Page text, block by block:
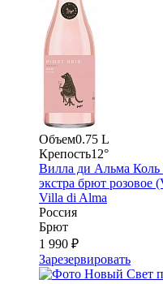
Объем0.75 L
Крепость12°
Вилла ди Альма
экстра брют розовое
Villa di Alma
Россия
Брют
1 990 ₽
Зарезервировать